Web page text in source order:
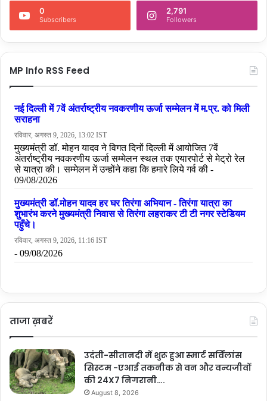
0
Subscribers
2,791
Followers
MP Info RSS Feed
ताजा ख़बरें
उदंती-सीतानदी में शुरू हुआ स्मार्ट सर्विलांस
सिस्टम -एआई तकनीक से वन और वन्यजीवों
की 24X7 निगरानी….
August 8, 2026